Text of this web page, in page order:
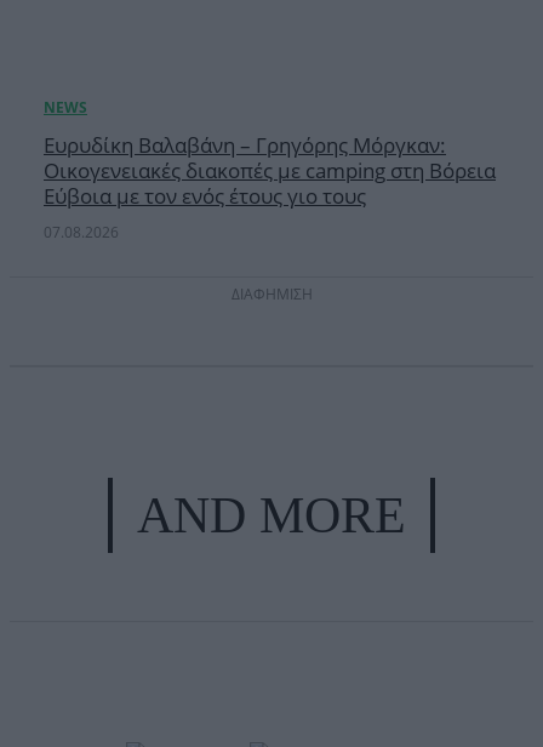
Ευρυδίκη Βαλαβάνη – Γρηγόρης Μόργκαν:
Οικογενειακές διακοπές με camping στη Βόρεια
Εύβοια με τον ενός έτους γιο τους
07.08.2026
ΔΙΑΦΗΜΙΣΗ
AND MORE